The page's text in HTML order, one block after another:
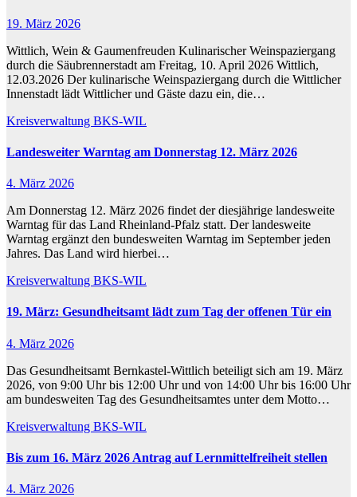
19. März 2026
Wittlich, Wein & Gaumenfreuden Kulinarischer Weinspaziergang
durch die Säubrennerstadt am Freitag, 10. April 2026 Wittlich,
12.03.2026 Der kulinarische Weinspaziergang durch die Wittlicher
Innenstadt lädt Wittlicher und Gäste dazu ein, die…
Kreisverwaltung BKS-WIL
Landesweiter Warntag am Donnerstag 12. März 2026
4. März 2026
Am Donnerstag 12. März 2026 findet der diesjährige landesweite
Warntag für das Land Rheinland-Pfalz statt. Der landesweite
Warntag ergänzt den bundesweiten Warntag im September jeden
Jahres. Das Land wird hierbei…
Kreisverwaltung BKS-WIL
19. März: Gesundheitsamt lädt zum Tag der offenen Tür ein
4. März 2026
Das Gesundheitsamt Bernkastel-Wittlich beteiligt sich am 19. März
2026, von 9:00 Uhr bis 12:00 Uhr und von 14:00 Uhr bis 16:00 Uhr
am bundesweiten Tag des Gesundheitsamtes unter dem Motto…
Kreisverwaltung BKS-WIL
Bis zum 16. März 2026 Antrag auf Lernmittelfreiheit stellen
4. März 2026